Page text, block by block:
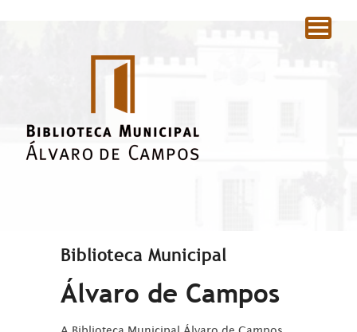
Biblioteca Municipal
Álvaro de Campos